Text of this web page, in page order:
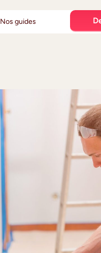
Nos guides